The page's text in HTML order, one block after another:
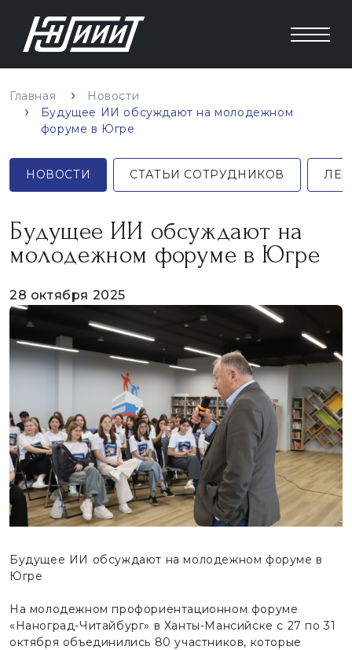
Главная
Новости
Будущее ИИ обсуждают на молодежном
форуме в Югре
НОВОСТИ СТАТЬИ СОТРУДНИКОВ
Будущее ИИ обсуждают на
молодежном форуме в Югре
28 октября 2025
Будущее ИИ обсуждают на молодежном форуме в
Югре
На молодежном профориентационном форуме
«Наноград-Читайбург» в Ханты-Мансийске с 27 по 31
октября объединились 80 участников, которые